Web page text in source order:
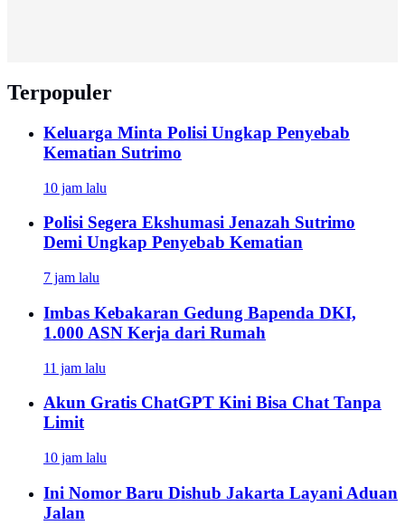
Terpopuler
Keluarga Minta Polisi Ungkap Penyebab
Kematian Sutrimo
10 jam lalu
Polisi Segera Ekshumasi Jenazah Sutrimo
Demi Ungkap Penyebab Kematian
7 jam lalu
Imbas Kebakaran Gedung Bapenda DKI,
1.000 ASN Kerja dari Rumah
11 jam lalu
Akun Gratis ChatGPT Kini Bisa Chat Tanpa
Limit
10 jam lalu
Ini Nomor Baru Dishub Jakarta Layani Aduan
Jalan